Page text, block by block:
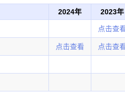
2024年 2023年
点击查
点击查看 点击查